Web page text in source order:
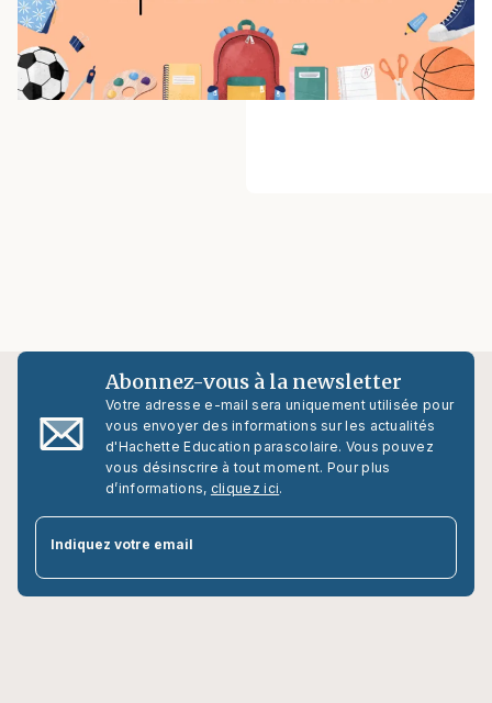
Abonnez-vous à la newsletter
Votre adresse e-mail sera uniquement utilisée pour
vous envoyer des informations sur les actualités
d'Hachette Education parascolaire. Vous pouvez
vous désinscrire à tout moment. Pour plus
d’informations, cliquez ici.
Indiquez votre email